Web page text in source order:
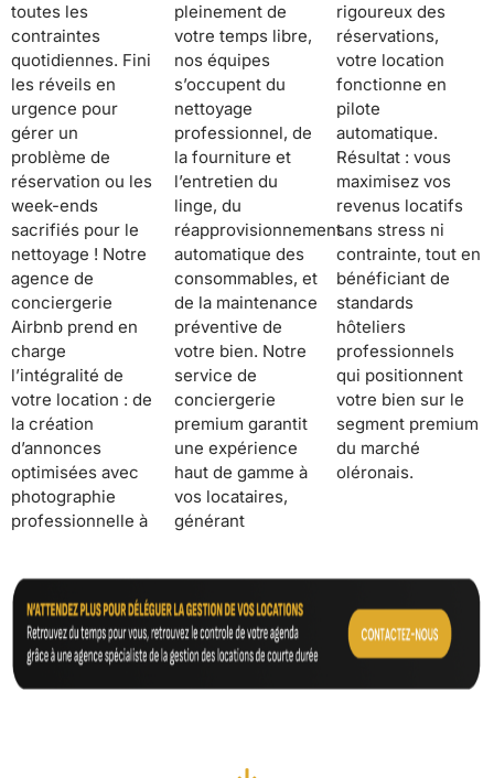
toutes les
contraintes
quotidiennes. Fini
les réveils en
urgence pour
gérer un
problème de
réservation ou les
week-ends
sacrifiés pour le
nettoyage ! Notre
agence de
conciergerie
Airbnb prend en
charge
l’intégralité de
votre location : de
la création
d’annonces
optimisées avec
photographie
professionnelle à
pleinement de
votre temps libre,
nos équipes
s’occupent du
nettoyage
professionnel, de
la fourniture et
l’entretien du
linge, du
réapprovisionnement
automatique des
consommables, et
de la maintenance
préventive de
votre bien. Notre
service de
conciergerie
premium garantit
une expérience
haut de gamme à
vos locataires,
générant
rigoureux des
réservations,
votre location
fonctionne en
pilote
automatique.
Résultat : vous
maximisez vos
revenus locatifs
sans stress ni
contrainte, tout en
bénéficiant de
standards
hôteliers
professionnels
qui positionnent
votre bien sur le
segment premium
du marché
oléronais.